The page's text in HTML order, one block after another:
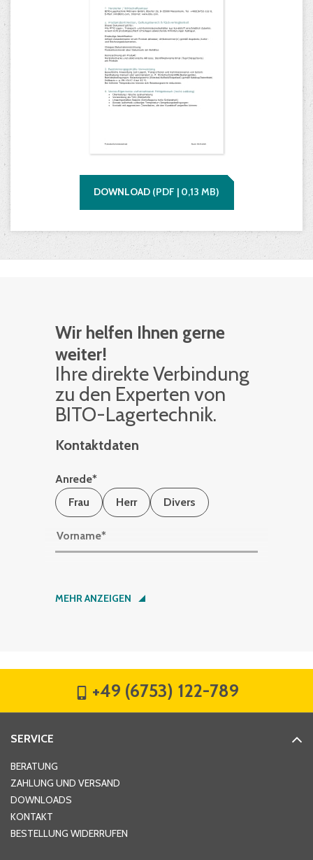
DOWNLOAD (PDF | 0,13 MB)
Wir helfen Ihnen gerne
weiter!
Ihre di­rek­te Ver­bin­dung
zu den Ex­per­ten von
BITO-La­ger­tech­nik.
Kontaktdaten
Anrede*
Frau
Herr Divers
Vorname*
Nachname*
Hausnummer
MEHR ANZEIGEN
+49 (6753) 122-789
SERVICE
BERATUNG
ZAHLUNG UND VERSAND
DOWNLOADS
KONTAKT
BESTELLUNG WIDERRUFEN